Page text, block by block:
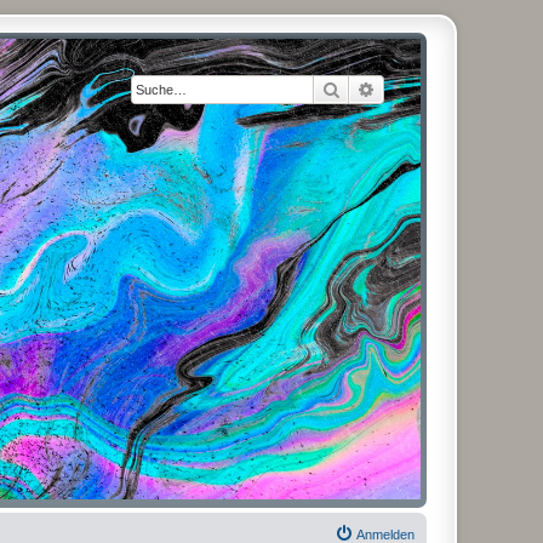
Suche Erweiterte Suche
Anmelden